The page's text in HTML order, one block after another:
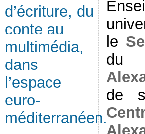
d’écriture, du
conte au
multimédia,
dans
l’espace
euro-
méditerranéen.
le
du
de